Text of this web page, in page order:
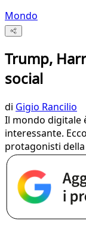
Mondo
Trump,
social
di Gigio Rancilio
Il mondo digitale
interessante.
protagonisti della